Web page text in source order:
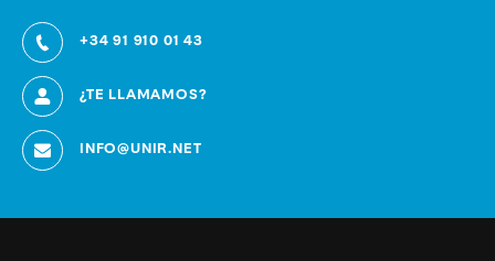
+34 91 910 01 43
¿TE LLAMAMOS?
INFO@UNIR.NET